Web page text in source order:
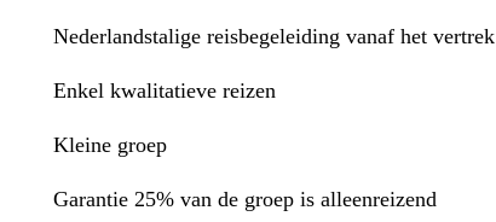
Nederlandstalige reisbegeleiding vanaf het vertrek
Enkel kwalitatieve reizen
Kleine groep
Garantie 25% van de groep is alleenreizend